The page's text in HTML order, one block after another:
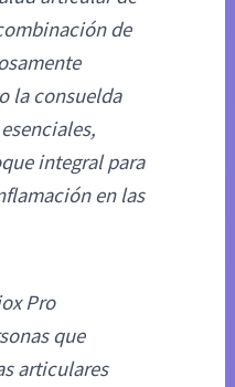
de
la consuelda
integral para
en las
Pro
que
articulares